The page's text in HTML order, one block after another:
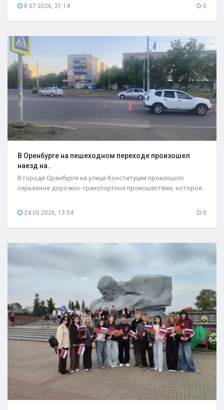
8.07.2026, 21:14 0
В Оренбурге на пешеходном переходе произошел
наезд на..
В городе Оренбурге на улице Конституции произошло
серьезное дорожно-транспортное происшествие, которое...
24.05.2026, 13:54 0